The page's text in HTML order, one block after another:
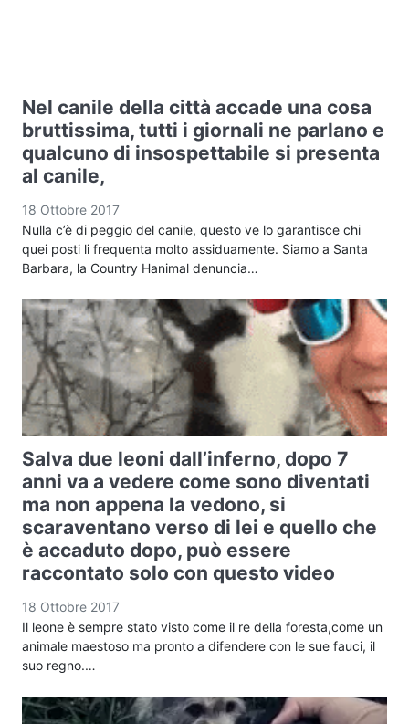
Nel canile della città accade una cosa
bruttissima, tutti i giornali ne parlano e
qualcuno di insospettabile si presenta
al canile,
18 Ottobre 2017
Nulla c’è di peggio del canile, questo ve lo garantisce chi
quei posti li frequenta molto assiduamente. Siamo a Santa
Barbara, la Country Hanimal denuncia…
Salva due leoni dall’inferno, dopo 7
anni va a vedere come sono diventati
ma non appena la vedono, si
scaraventano verso di lei e quello che
è accaduto dopo, può essere
raccontato solo con questo video
18 Ottobre 2017
Il leone è sempre stato visto come il re della foresta,come un
animale maestoso ma pronto a difendere con le sue fauci, il
suo regno.…